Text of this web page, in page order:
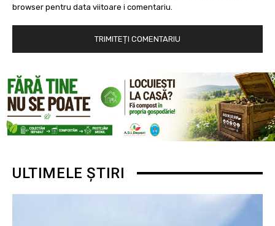
browser pentru data viitoare i comentariu.
ULTIMELE ȘTIRI